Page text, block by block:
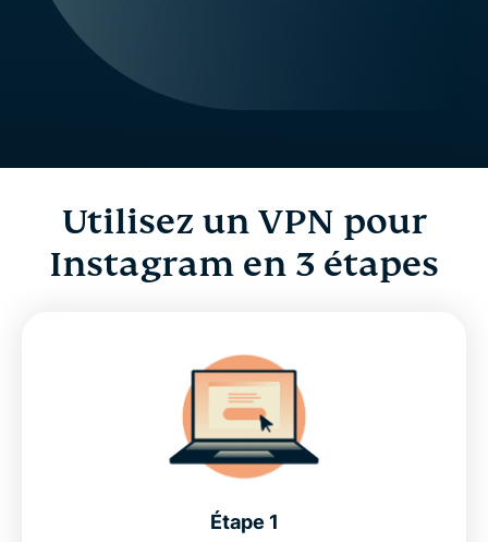
Utilisez un VPN pour
Instagram en 3 étapes
Étape 1